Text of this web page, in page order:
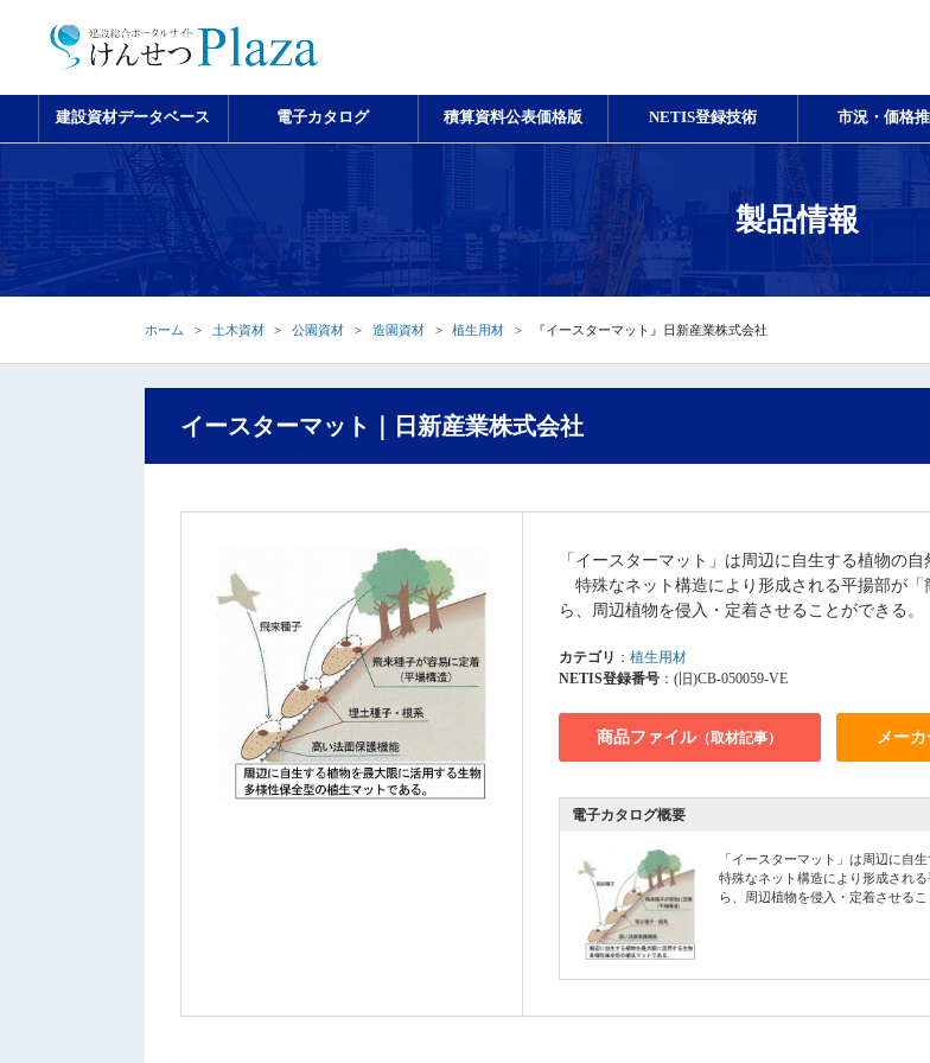
建設資材データベース 電子カタログ 積算資料公表価格版 NETIS登録技術 市況・価格
製品情報
ホーム 土木資材 公園資材 造園資材 植生用材 『イースターマット』日新産業株式会社
イースターマット｜日新産業株式会社
「イースターマット」は周辺に自生する植物の
特殊なネット構造により形成される平揚部が
ら、周辺植物を侵入・定着させることができる。
カテゴリ ： 植生用材
NETIS登録番号：(旧)CB-050059-VE
商品ファイル（取材記事） メー
電子カタログ概要
「イースターマット」は周辺に自
特殊なネット構造により形成され
ら、周辺植物を侵入・定着させるこ